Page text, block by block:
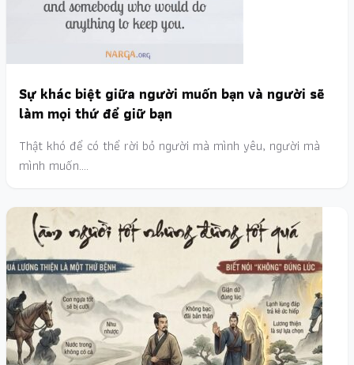
Sự khác biệt giữa người muốn bạn và người sẽ
làm mọi thứ để giữ bạn
Thật khó để có thể rời bỏ người mà mình yêu, người mà
mình muốn.…